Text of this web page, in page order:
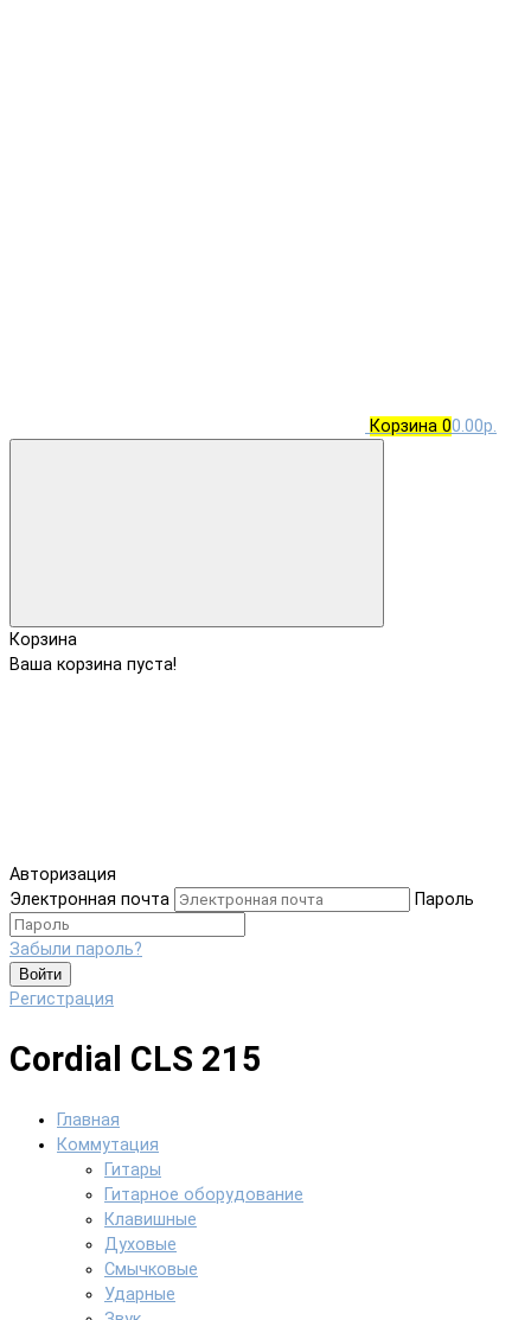
Корзина 00.00р.
Корзина
Ваша корзина пуста!
Авторизация
Электронная почта
Пароль
Забыли пароль?
Войти
Регистрация
Cordial CLS 215
Главная
Коммутация
Гитары
Гитарное оборудование
Клавишные
Духовые
Смычковые
Ударные